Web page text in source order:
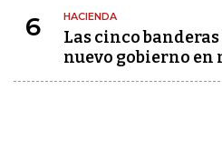
6 HACIENDA
Las cinco
nuevo gobierno